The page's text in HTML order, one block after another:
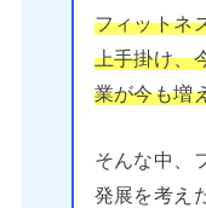
フィットネ
上手掛け、
業が今も増
そんな中、
発展を考え